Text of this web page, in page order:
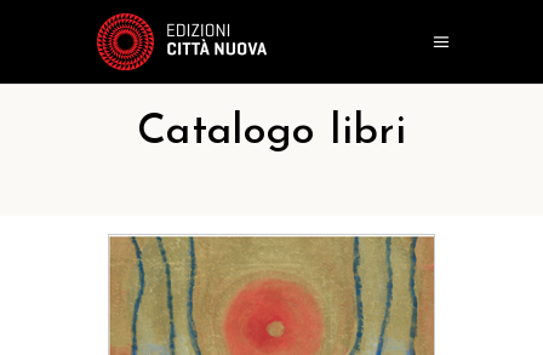
Catalogo libri